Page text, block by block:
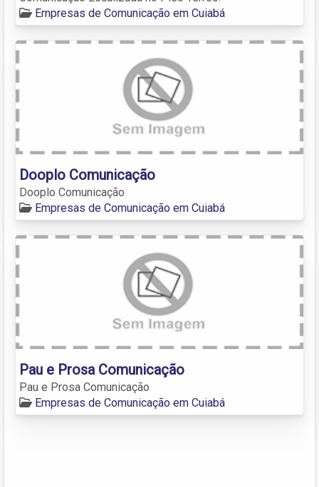
Empresas de Comunicação em Cuiabá
Dooplo Comunicação
Dooplo Comunicação
Empresas de Comunicação em Cuiabá
Pau e Prosa Comunicação
Pau e Prosa Comunicação
Empresas de Comunicação em Cuiabá